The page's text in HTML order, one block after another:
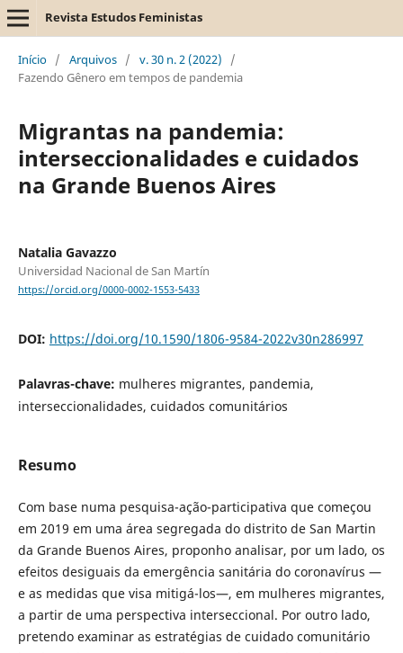
Revista Estudos Feministas
Início / Arquivos / v. 30 n. 2 (2022)
/
Fazendo Gênero em tempos de pandemia
Migrantas na pandemia:
interseccionalidades e cuidados
na Grande Buenos Aires
Natalia Gavazzo
Universidad Nacional de San Martín
https://orcid.org/0000-0002-1553-5433
DOI: https://doi.org/10.1590/1806-9584-2022v30n286997
Palavras-chave: mulheres migrantes, pandemia,
interseccionalidades, cuidados comunitários
Resumo
Com base numa pesquisa-ação-participativa que começou
em 2019 em uma área segregada do distrito de San Martin
da Grande Buenos Aires, proponho analisar, por um lado, os
efeitos desiguais da emergência sanitária do coronavírus —
e as medidas que visa mitigá-los—, em mulheres migrantes,
a partir de uma perspectiva interseccional. Por outro lado,
pretendo examinar as estratégias de cuidado comunitário